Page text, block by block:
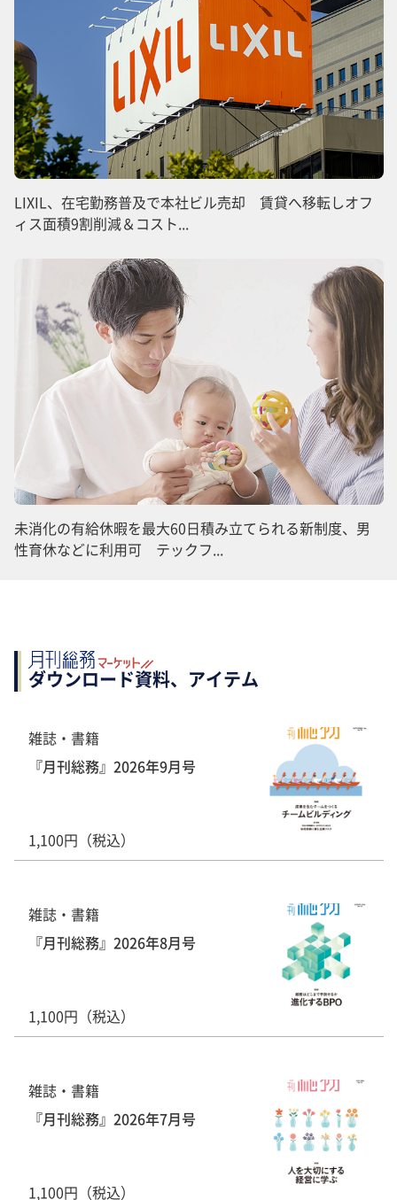
LIXIL、在宅勤務普及で本社ビル売却 賃貸へ移転しオフ
ィス面積9割削減＆コスト...
未消化の有給休暇を最大60日積み立てられる新制度、男
性育休などに利用可 テックフ...
ダウンロード資料、アイテム
雑誌・書籍
『月刊総務』2026年9月号
1,100円（税込）
雑誌・書籍
『月刊総務』2026年8月号
1,100円（税込）
雑誌・書籍
『月刊総務』2026年7月号
1,100円（税込）